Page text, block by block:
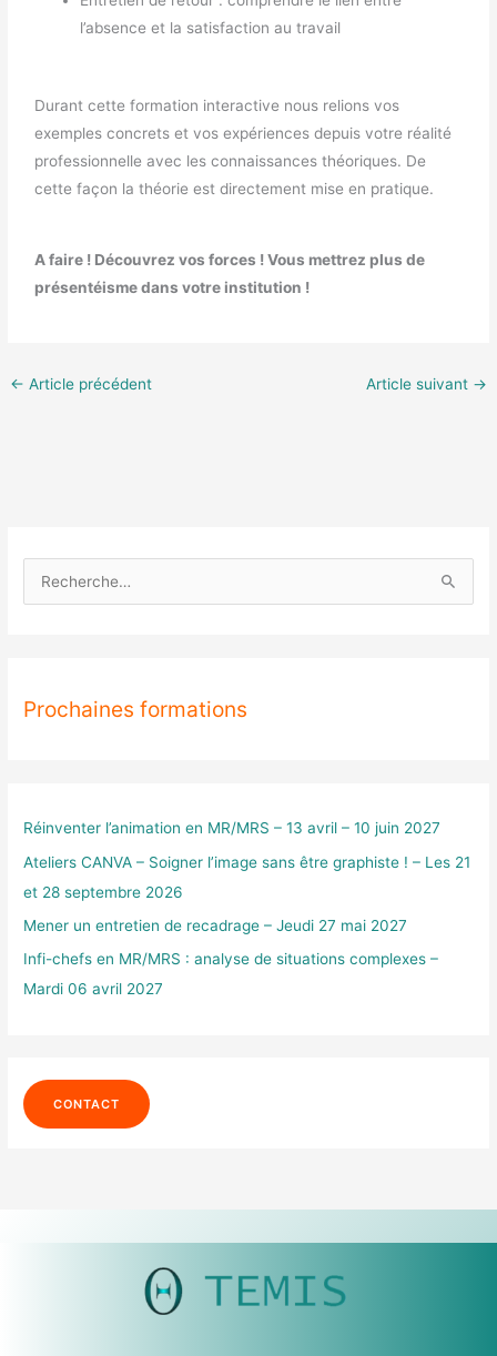
l’absence et la satisfaction au travail
Durant cette formation interactive nous relions vos
exemples concrets et vos expériences depuis votre réalité
professionnelle avec les connaissances théoriques. De
cette façon la théorie est directement mise en pratique.
A faire ! Découvrez vos forces ! Vous mettrez plus de
présentéisme dans votre institution !
← Article précédent Article suivant →
e
e
r
Prochaines formations
Réinventer l’animation en MR/MRS – 13 avril – 10 juin 2027
Ateliers CANVA – Soigner l’image sans être graphiste ! – Les 21
et 28 septembre 2026
Mener un entretien de recadrage – Jeudi 27 mai 2027
Infi-chefs en MR/MRS : analyse de situations complexes –
Mardi 06 avril 2027
CONTACT